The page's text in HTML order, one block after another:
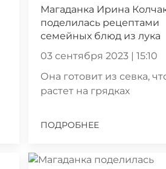
Магаданка Ирина
поделилась рецептами
семейных блюд из лука
03 сентября 2023 | 15:10
Она готовит из севка,
растет на грядках
ПОДРОБНЕЕ